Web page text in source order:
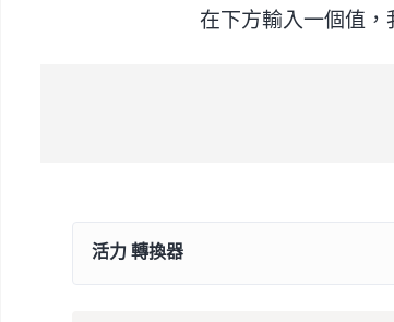
在下方輸入一個值